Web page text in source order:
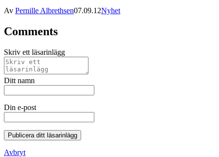
Av Pernille Albrethsen07.09.12Nyhet
Comments
Skriv ett läsarinlägg
Ditt namn
Din e-post
Publicera ditt läsarinlägg
Avbryt